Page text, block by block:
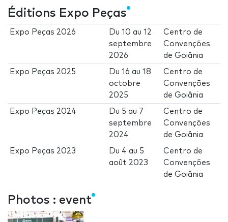
Éditions Expo Peças
Expo Peças 2026 Du10 au12
septembre
2026
Centro de
Convenções
de Goiânia
Expo Peças 2025 Du16 au18
octobre
2025
Centro de
Convenções
de Goiânia
Expo Peças 2024 Du 5 au 7
septembre
2024
Centro de
Convenções
de Goiânia
Expo Peças 2023 Du 4 au 5
août 2023
Centro de
Convenções
de Goiânia
Photos : event